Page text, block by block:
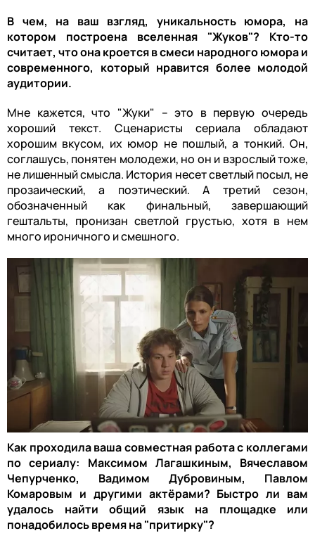
В чем, на ваш взгляд, уникальность юмора, на
котором построена вселенная "Жуков"? Кто-то
считает, что она кроется в смеси народного юмора и
современного, который нравится более молодой
аудитории.
Мне кажется, что "Жуки" – это в первую очередь
хороший текст. Сценаристы сериала обладают
хорошим вкусом, их юмор не пошлый, а тонкий. Он,
соглашусь, понятен молодежи, но он и взрослый тоже,
не лишенный смысла. История несет светлый посыл, не
прозаический, а поэтический. А третий сезон,
обозначенный как финальный, завершающий
гештальты, пронизан светлой грустью, хотя в нем
много ироничного и смешного.
Как проходила ваша совместная работа с коллегами
по сериалу: Максимом Лагашкиным, Вячеславом
Чепурченко, Вадимом Дубровиным, Павлом
Комаровым и другими актёрами? Быстро ли вам
удалось найти общий язык на площадке или
понадобилось время на "притирку"?